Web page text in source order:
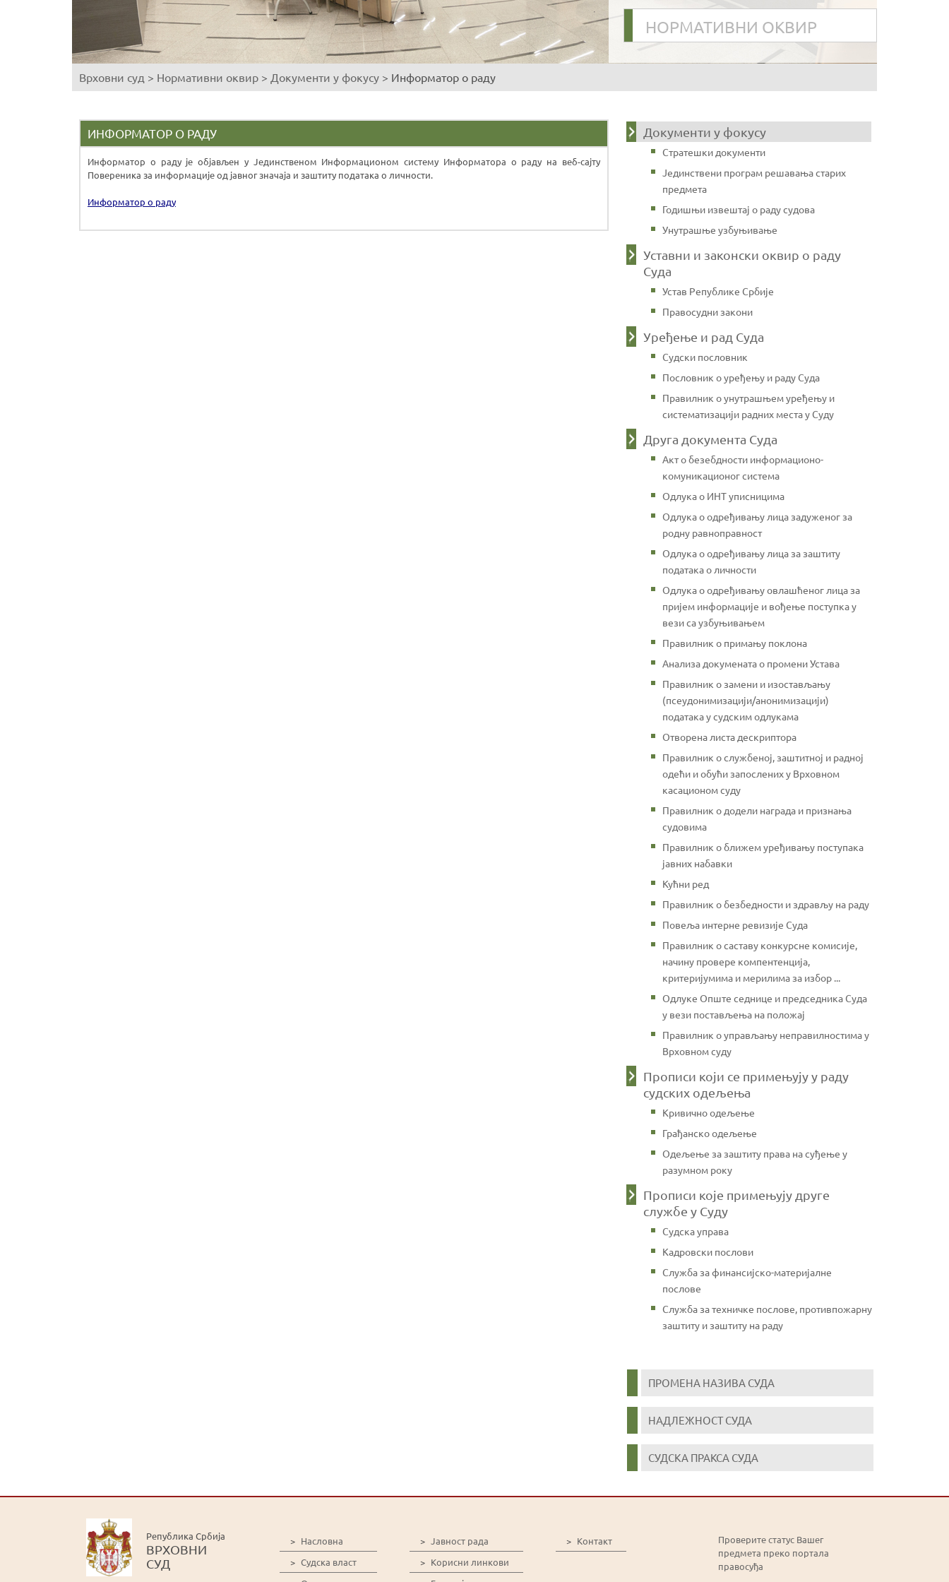
НОРМАТИВНИ ОКВИР
You
here
Врховни суд > Нормативни оквир > Документи у фокусу > Информатор о раду
ИНФОРМАТОР О РАДУ
Информатор о раду је објављен у Јединственом Информационом систему Информатора о раду на веб-сајту
Повереника за информације од јавног значаја и заштиту података о личности.
Информатор о раду
Документи у фокусу
Стратешки документи
Јединствени програм решавања старих
предмета
Годишњи извештај о раду судова
Унутрашње узбуњивање
Уставни и законски оквир о раду
Суда
Устав Републике Србије
Правосудни закони
Уређење и рад Суда
Судски пословник
Пословник о уређењу и раду Суда
Правилник о унутрашњем уређењу и
систематизацији радних места у Суду
Друга документа Суда
Акт о безебдности информационо-
комуникационог система
Одлука о ИНТ уписницима
Одлука о одређивању лица задуженог за
родну равноправност
Одлука о одређивању лица за заштиту
података о личности
Одлука о одређивању овлашћеног лица за
пријем информације и вођење поступка у
вези са узбуњивањем
Правилник о примању поклона
Анализа докумената о промени Устава
Правилник о замени и изостављању
(псеудонимизацији/анонимизацији)
података у судским одлукама
Отворена листа дескриптора
Правилник о службеној, заштитној и радној
одећи и обући запослених у Врховном
касационом суду
Правилник о додели награда и признања
судовима
Правилник о ближем уређивању поступака
јавних набавки
Кућни ред
Правилник о безбедности и здрављу на раду
Повеља интерне ревизије Суда
Правилник о саставу конкурсне комисије,
начину провере компентенција,
критеријумима и мерилима за избор ...
Одлуке Опште седнице и председника Суда
у вези постављења на положај
Правилник о управљању неправилностима у
Врховном суду
Прописи који се примењују у раду
судских одељења
Кривично одељење
Грађанско одељење
Одељење за заштиту права на суђење у
разумном року
Прописи које примењују друге
службе у Суду
Судска управа
Кадровски послови
Служба за финансијско-материјалне
послове
Служба за техничке послове, противпожарну
заштиту и заштиту на раду
ПРОМЕНА НАЗИВА СУДА
НАДЛЕЖНОСТ СУДА
СУДСКА ПРАКСА СУДА
Република Србија
ВРХОВНИ
СУД
> Насловна
> Судска власт
> Јавност рада
> Корисни линкови
> Контакт
Проверите статус Вашег
предмета преко портала
правосуђа